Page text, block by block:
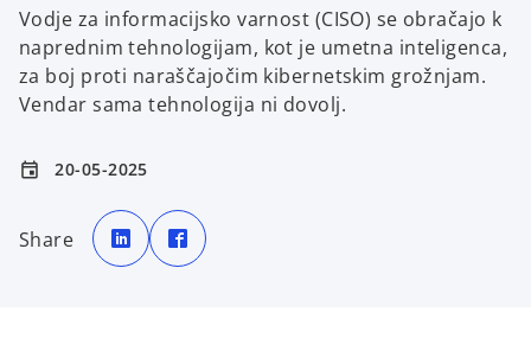
Vodje za informacijsko varnost (CISO) se obračajo k
naprednim tehnologijam, kot je umetna inteligenca,
za boj proti naraščajočim kibernetskim grožnjam.
Vendar sama tehnologija ni dovolj.
event 20-05-2025
Share
o
p
e
n
p
e